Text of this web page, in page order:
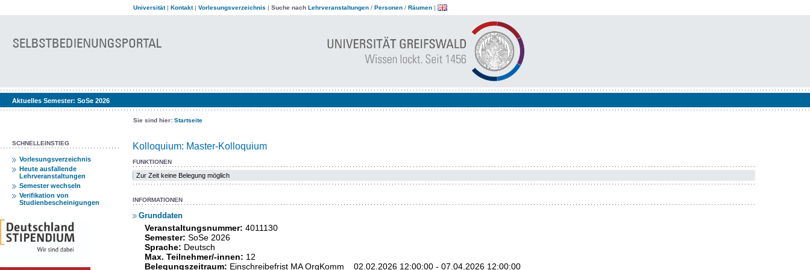
Universität| Kontakt| Vorlesungsverzeichnis | Suche nach Lehrveranstaltungen / Personen / Räumen |
Aktuelles Semester: SoSe 2026
Sie sind hier: Startseite
SCHNELLEINSTIEG
Vorlesungsverzeichnis
Heute ausfallende
Lehrveranstaltungen
Semester wechseln
Verifikation von
Studienbescheinigungen
Kolloquium: Master-Kolloquium
FUNKTIONEN
Zur Zeit keine Belegung möglich
INFORMATIONEN
Grunddaten
Veranstaltungsnummer: 4011130
Semester: SoSe 2026
Sprache: Deutsch
Max. Teilnehmer/-innen: 12
Belegungszeitraum: Einschreibefrist MA OrgKomm 02.02.2026 12:00:00 - 07.04.2026 12:00:00